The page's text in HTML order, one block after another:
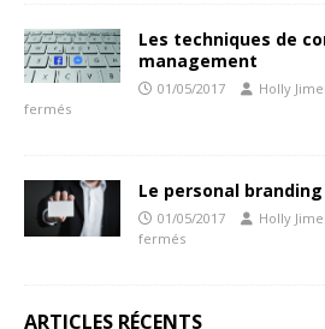
Les techniques de
management
01/05/2017 Holly
fermés
Le personal branding
01/05/2017 Holly
fermés
ARTICLES RÉCENTS